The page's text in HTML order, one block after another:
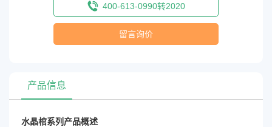
400-613-0990转2020
留言询价
产品信息
水晶棺系列产品概述